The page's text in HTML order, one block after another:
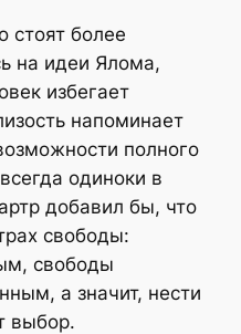
стоят более
на идеи Ялома,
избегает
напоминает
полного
одиноки в
добавил бы, что
свободы:
свободы
а значит, нести
выбор.